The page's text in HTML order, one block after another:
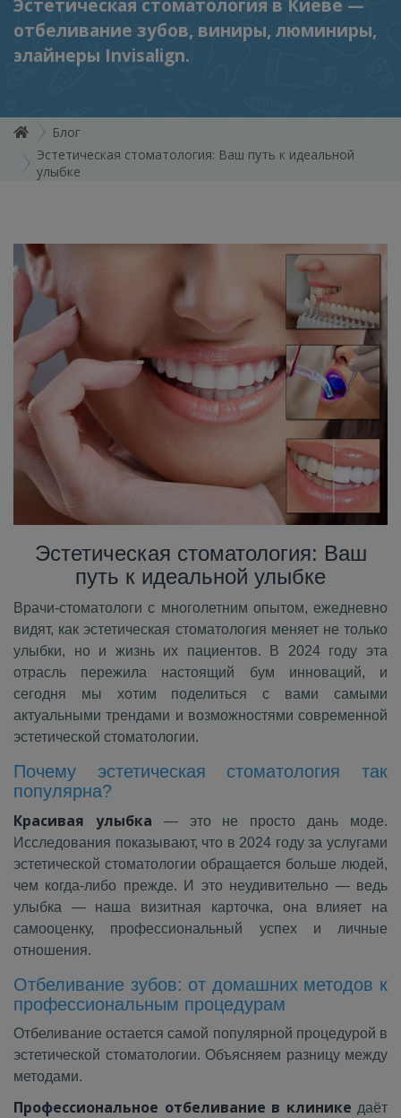
Эстетическая стоматология в Киеве —
отбеливание зубов, виниры, люминиры,
элайнеры Invisalign.
Блог
Эстетическая стоматология: Ваш путь к идеальной
улыбке
Эстетическая стоматология: Ваш
путь к идеальной улыбке
Врачи-стоматологи с многолетним опытом, ежедневно
видят, как эстетическая стоматология меняет не только
улыбки, но и жизнь их пациентов. В 2024 году эта
отрасль пережила настоящий бум инноваций, и
сегодня мы хотим поделиться с вами самыми
актуальными трендами и возможностями современной
эстетической стоматологии.
Почему эстетическая стоматология так
популярна?
Красивая улыбка — это не просто дань моде.
Исследования показывают, что в 2024 году за услугами
эстетической стоматологии обращается больше людей,
чем когда-либо прежде. И это неудивительно — ведь
улыбка — наша визитная карточка, она влияет на
самооценку, профессиональный успех и личные
отношения.
Отбеливание зубов: от домашних методов к
профессиональным процедурам
Отбеливание остается самой популярной процедурой в
эстетической стоматологии. Объясняем разницу между
методами.
Профессиональное отбеливание в клинике даёт